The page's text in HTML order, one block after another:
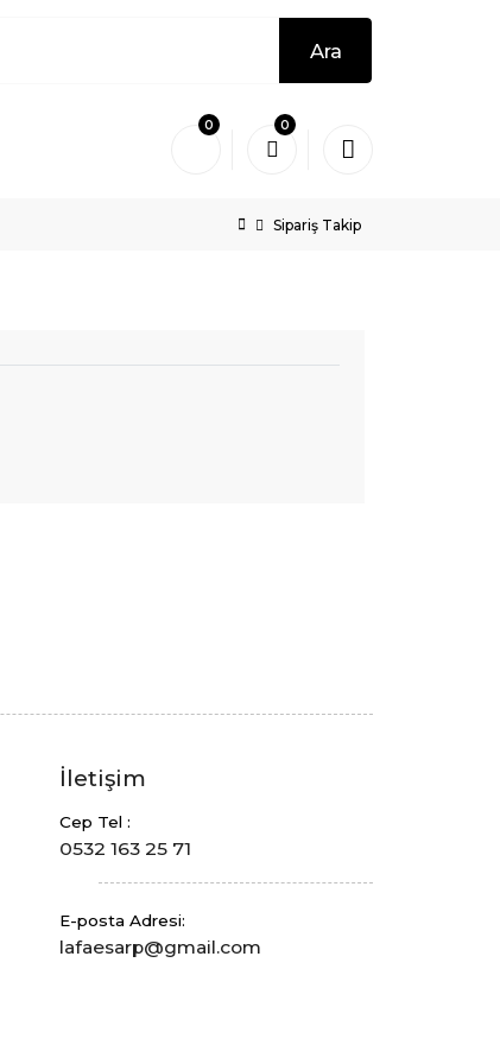
Ara
0 0
Sipariş Takip
İletişim
Cep Tel :
0532 163 25 71
E-posta Adresi:
lafaesarp@gmail.com